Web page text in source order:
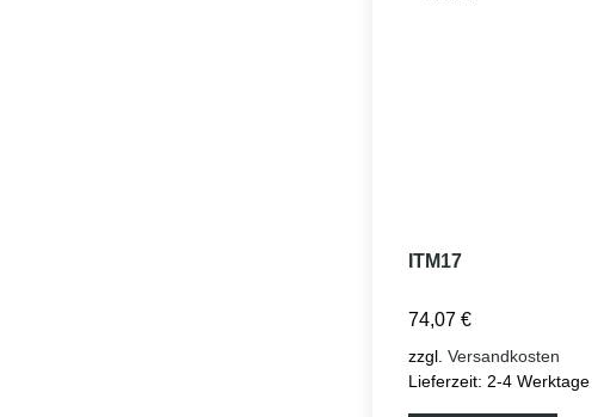
ITM17
74,07 €
zzgl. Versandkosten
Lieferzeit: 2-4 Werktage